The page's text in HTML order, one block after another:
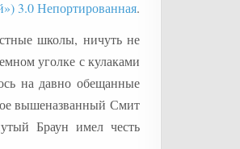
3.0 Непортированная.
школы, ничуть не
уголке с кулаками
на давно обещанные
вышеназванный Смит
Браун имел честь